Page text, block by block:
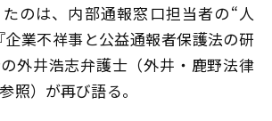
のは、内部通報窓口担当者の“人
企業不祥事と公益通報者保護法の研
外井浩志弁護士（外井・鹿野法律
照）が再び語る。